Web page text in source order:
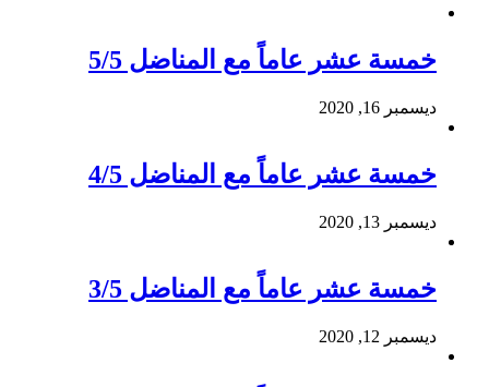
خمسة عشر عاماً مع المناضل 5/5
ديسمبر 16, 2020
خمسة عشر عاماً مع المناضل 4/5
ديسمبر 13, 2020
خمسة عشر عاماً مع المناضل 3/5
ديسمبر 12, 2020